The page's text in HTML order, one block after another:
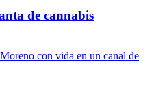
de cannabis